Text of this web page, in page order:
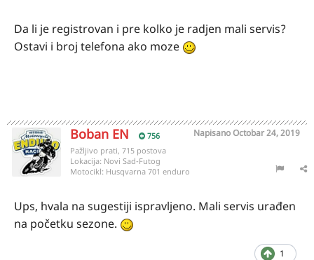
Da li je registrovan i pre kolko je radjen mali servis?
Ostavi i broj telefona ako moze
Boban EN 756 NapisanoOctobar 24, 2019
Pažljivo prati, 715 postova
Lokacija: Novi Sad-Futog
Motocikl: Husqvarna 701 enduro
Ups, hvala na sugestiji ispravljeno. Mali servis urađen
na početku sezone.
1